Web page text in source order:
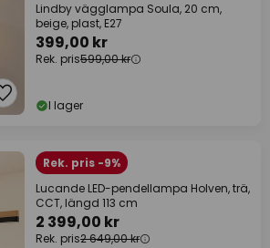
Lindby vägglampa Soula, 20 cm,
beige, plast, E27
399,00 kr
Rek. pris599,00 kr
I lager
Rek. pris -9%
Lucande LED-pendellampa Holven, trä,
CCT, längd 113 cm
2 399,00 kr
Rek. pris2 649,00 kr